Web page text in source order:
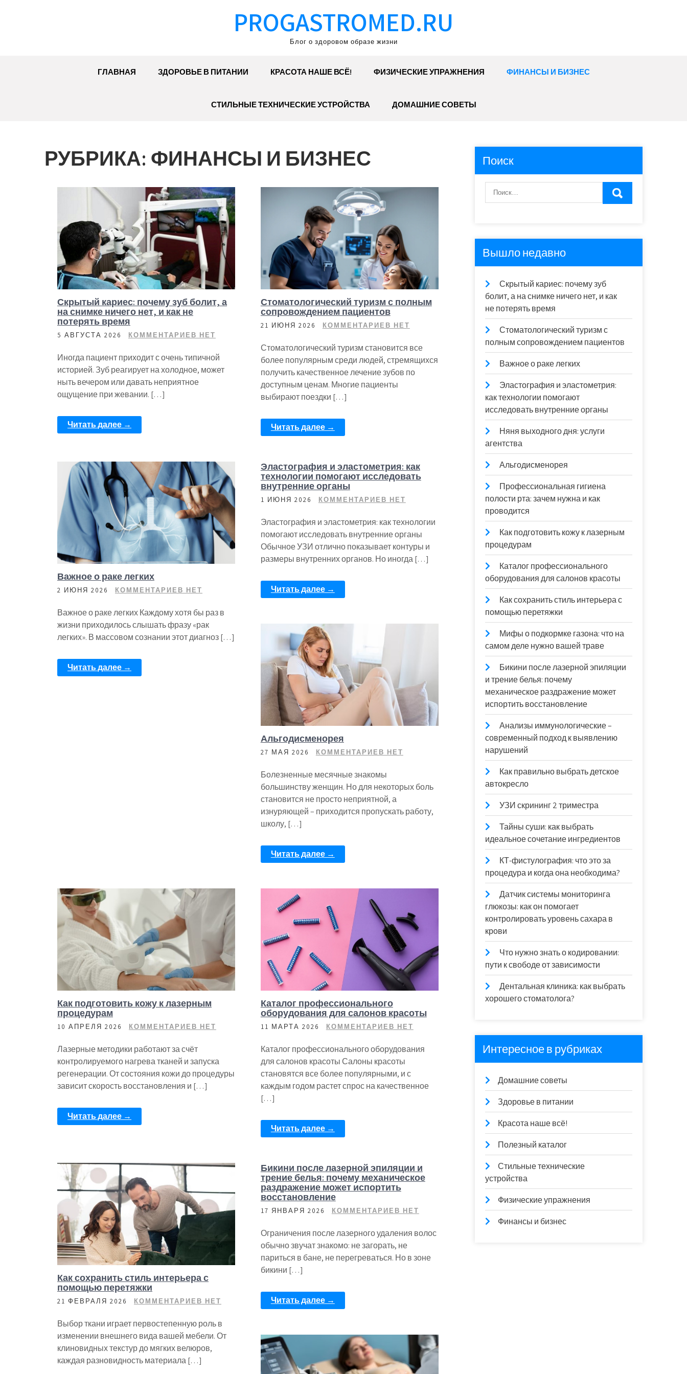
PROGASTROMED.RU
Блог о здоровом образе жизни
ГЛАВНАЯ ЗДОРОВЬЕ В ПИТАНИИ КРАСОТА НАШЕ ВСЁ! ФИЗИЧЕСКИЕ УПРАЖНЕНИЯ ФИНАНСЫ И БИЗНЕС
СТИЛЬНЫЕ ТЕХНИЧЕСКИЕ УСТРОЙСТВА ДОМАШНИЕ СОВЕТЫ
РУБРИКА: ФИНАНСЫ И БИЗНЕС
Скрытый кариес: почему зуб болит, а
на снимке ничего нет, и как не
потерять время
5 АВГУСТА 2026 КОММЕНТАРИЕВ НЕТ
Иногда пациент приходит с очень типичной
историей. Зуб реагирует на холодное, может
ныть вечером или давать неприятное
ощущение при жевании. […]
Читать далее →
Стоматологический туризм с полным
сопровождением пациентов
21 ИЮНЯ 2026 КОММЕНТАРИЕВ НЕТ
Стоматологический туризм становится все
более популярным среди людей, стремящихся
получить качественное лечение зубов по
доступным ценам. Многие пациенты
выбирают поездки […]
Читать далее →
Важное о раке легких
2 ИЮНЯ 2026 КОММЕНТАРИЕВ НЕТ
Важное о раке легких Каждому хотя бы раз в
жизни приходилось слышать фразу «рак
легких». В массовом сознании этот диагноз […]
Читать далее →
Эластография и эластометрия: как
технологии помогают исследовать
внутренние органы
1 ИЮНЯ 2026 КОММЕНТАРИЕВ НЕТ
Эластография и эластометрия: как технологии
помогают исследовать внутренние органы
Обычное УЗИ отлично показывает контуры и
размеры внутренних органов. Но иногда […]
Читать далее →
Альгодисменорея
27 МАЯ 2026 КОММЕНТАРИЕВ НЕТ
Болезненные месячные знакомы
большинству женщин. Но для некоторых боль
становится не просто неприятной, а
изнуряющей – приходится пропускать работу,
школу, […]
Читать далее →
Как подготовить кожу к лазерным
процедурам
10 АПРЕЛЯ 2026 КОММЕНТАРИЕВ НЕТ
Лазерные методики работают за счёт
контролируемого нагрева тканей и запуска
регенерации. От состояния кожи до процедуры
зависит скорость восстановления и […]
Читать далее →
Каталог профессионального
оборудования для салонов красоты
11 МАРТА 2026 КОММЕНТАРИЕВ НЕТ
Каталог профессионального оборудования
для салонов красоты Салоны красоты
становятся все более популярными, и с
каждым годом растет спрос на качественное
[…]
Читать далее →
Как сохранить стиль интерьера с
помощью перетяжки
21 ФЕВРАЛЯ 2026 КОММЕНТАРИЕВ НЕТ
Выбор ткани играет первостепенную роль в
изменении внешнего вида вашей мебели. От
клиновидных текстур до мягких велюров,
каждая разновидность материала […]
Бикини после лазерной эпиляции и
трение белья: почему механическое
раздражение может испортить
восстановление
17 ЯНВАРЯ 2026 КОММЕНТАРИЕВ НЕТ
Ограничения после лазерного удаления волос
обычно звучат знакомо: не загорать, не
париться в бане, не перегреваться. Но в зоне
бикини […]
Читать далее →
Поиск
Вышло недавно
Скрытый кариес: почему зуб
болит, а на снимке ничего нет, и как
не потерять время
Стоматологический туризм с
полным сопровождением пациентов
Важное о раке легких
Эластография и эластометрия:
как технологии помогают
исследовать внутренние органы
Няня выходного дня: услуги
агентства
Альгодисменорея
Профессиональная гигиена
полости рта: зачем нужна и как
проводится
Как подготовить кожу к лазерным
процедурам
Каталог профессионального
оборудования для салонов красоты
Как сохранить стиль интерьера с
помощью перетяжки
Мифы о подкормке газона: что на
самом деле нужно вашей траве
Бикини после лазерной эпиляции
и трение белья: почему
механическое раздражение может
испортить восстановление
Анализы иммунологические –
современный подход к выявлению
нарушений
Как правильно выбрать детское
автокресло
УЗИ скрининг 2 триместра
Тайны суши: как выбрать
идеальное сочетание ингредиентов
КТ-фистулография: что это за
процедура и когда она необходима?
Датчик системы мониторинга
глюкозы: как он помогает
контролировать уровень сахара в
крови
Что нужно знать о кодировании:
пути к свободе от зависимости
Дентальная клиника: как выбрать
хорошего стоматолога?
Интересное в рубриках
Домашние советы
Здоровье в питании
Красота наше всё!
Полезный каталог
Стильные технические
устройства
Физические упражнения
Финансы и бизнес